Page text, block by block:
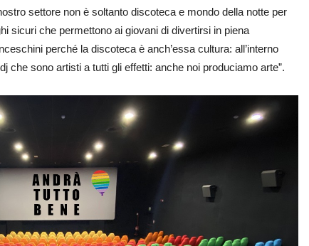
settore non è soltanto discoteca e mondo della notte per
sicuri che permettono ai giovani di divertirsi in piena
perché la discoteca è anch’essa cultura: all’interno
che sono artisti a tutti gli effetti: anche noi produciamo arte”.